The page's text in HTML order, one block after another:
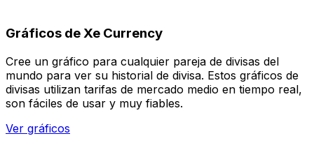
Gráficos de Xe Currency
Cree un gráfico para cualquier pareja de divisas del
mundo para ver su historial de divisa. Estos gráficos de
divisas utilizan tarifas de mercado medio en tiempo real,
son fáciles de usar y muy fiables.
Ver gráficos